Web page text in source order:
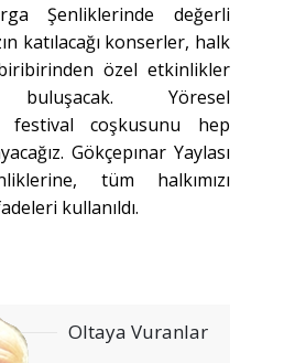
Şenliklerinde değerli
katılacağı konserler, halk
özel etkinlikler
buluşacak. Yöresel
festival coşkusunu hep
Gökçepınar Yaylası
tüm halkımızı
kullanıldı.
Oltaya Vuranlar